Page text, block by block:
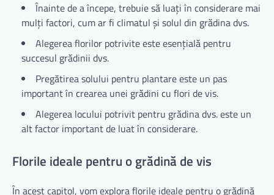
Înainte de a începe, trebuie să luați în considerare mai
mulți factori, cum ar fi climatul și solul din grădina dvs.
Alegerea florilor potrivite este esențială pentru
succesul grădinii dvs.
Pregătirea solului pentru plantare este un pas
important în crearea unei grădini cu flori de vis.
Alegerea locului potrivit pentru grădina dvs. este un
alt factor important de luat în considerare.
Florile ideale pentru o grădină de vis
În acest capitol, vom explora florile ideale pentru o grădină